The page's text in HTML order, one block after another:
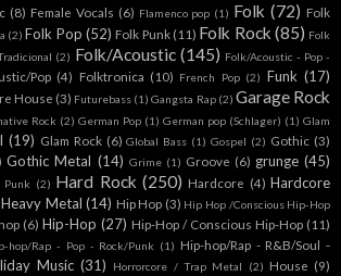
(8) Female Vocals (6) Flamenco pop (1) Folk (72) Folk
(2) Folk Pop (52) Folk Punk (11) Folk Rock (85) Folk
(2) Folk/Acoustic (145) Folk/Acoustic - Pop -
Pop (4) Folktronica (10) French Pop (2) Funk (17)
House (3) Futurebass (1) Gangsta Rap (2) Garage Rock
Rock (2) German Pop (1) German pop (Schlager) (1) Glam
(19) Glam Rock (6) Global Bass (1) Gospel (2) Gothic (3)
Gothic Metal (14) Grime (1) Groove (6) grunge (45)
Punk (2) Hard Rock (250) Hardcore (4) Hardcore
Heavy Metal (14) Hip Hop (3) Hip Hop /Conscious Hip-Hop
(6) Hip-Hop (27) Hip-Hop / Conscious Hip-Hop (11)
hop/Rap - Pop - Rock/Punk (1) Hip-hop/Rap - R&B/Soul -
Music (31) Horrorcore / Trap Metal (2) House (9)